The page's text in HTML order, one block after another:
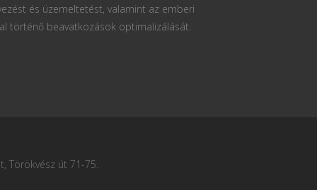
és üzemeltetést, valamint az emberi
történő beavatkozások optimalizálását.
Törökvész út 71-75.